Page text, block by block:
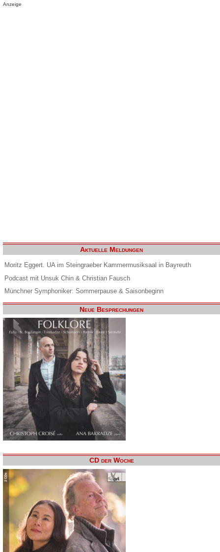
Anzeige
Aktuelle Meldungen
Moritz Eggert. UA im Steingraeber Kammermusiksaal in Bayreuth
Podcast mit Unsuk Chin & Christian Fausch
Münchner Symphoniker: Sommerpause & Saisonbeginn
Neue Besprechungen
CD der Woche